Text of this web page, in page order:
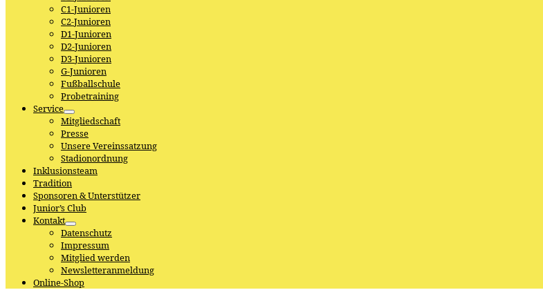
C1-Junioren
C2-Junioren
D1-Junioren
D2-Junioren
D3-Junioren
G-Junioren
Fußballschule
Probetraining
Service
Mitgliedschaft
Presse
Unsere Vereinssatzung
Stadionordnung
Inklusionsteam
Tradition
Sponsoren & Unterstützer
Junior’s Club
Kontakt
Datenschutz
Impressum
Mitglied werden
Newsletteranmeldung
Online-Shop